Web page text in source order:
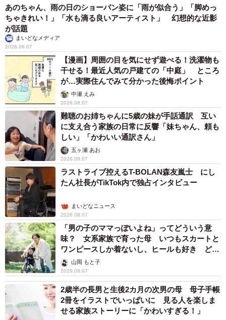
あのちゃん、雨の日のショーパン姿に「雨が似合う」「脚めっ
ちゃきれい！」「水も滴る良いアーティスト」 幻想的な近影
が話題
まいどなメディア
2026.08.07
【漫画】周囲の目を気にせず遊べる！洗濯物も
干せる！最近人気の戸建ての「中庭」 ところ
が…実際住んでみて分かった後悔ポイント
中瀬 えみ
2026.08.07
難聴のお姉ちゃんに5歳の妹が手話通訳 互い
に支え合う家族の日常に反響「妹ちゃん、頼も
しい」「かわいい通訳さん」
五ヶ瀬 あお
2026.08.07
ラストライブ控えるT-BOLAN森友嵐士 にし
たん社長がTikTok内で独占インタビュー
まいどなニュース
2026.08.07
「男の子のママっぽいよね」ってどういう意
味？ 女系家族で育った母 いつもスカートと
ワンピースしか着ないし、ヒールも好き どの
へんが…
山岡 もと子
2026.08.07
2歳半の長男と生後2カ月の次男の母 母子手帳
2冊をイラストでいっぱいに 見る人を楽しま
せる家族ストーリーに「かわいすぎる！」